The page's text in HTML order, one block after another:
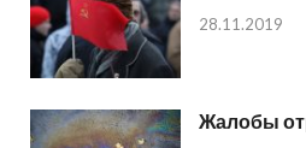
28.11.2019
Жалобы